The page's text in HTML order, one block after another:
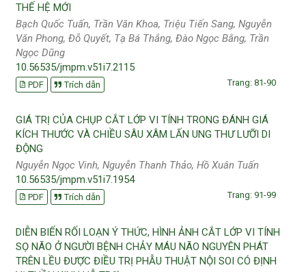
THẾ HỆ MỚI
Bạch Quốc Tuấn, Trần Văn Khoa, Triệu Tiến Sang, Nguyễn
Văn Phong, Đỗ Quyết, Tạ Bá Thắng, Đào Ngọc Bằng, Trần
Ngọc Dũng
10.56535/jmpm.v51i7.2115
PDF Trích dẫn Trang: 81-90
GIÁ TRỊ CỦA CHỤP CẮT LỚP VI TÍNH TRONG ĐÁNH GIÁ
KÍCH THƯỚC VÀ CHIỀU SÂU XÂM LẤN UNG THƯ LƯỠI DI
ĐỘNG
Nguyễn Ngọc Vinh, Nguyễn Thanh Thảo, Hồ Xuân Tuấn
10.56535/jmpm.v51i7.1954
PDF Trích dẫn Trang: 91-99
DIỄN BIẾN RỐI LOẠN Ý THỨC, HÌNH ẢNH CẮT LỚP VI TÍNH
SỌ NÃO Ở NGƯỜI BỆNH CHẢY MÁU NÃO NGUYÊN PHÁT
TRÊN LỀU ĐƯỢC ĐIỀU TRỊ PHẪU THUẬT NỘI SOI CÓ ĐỊNH